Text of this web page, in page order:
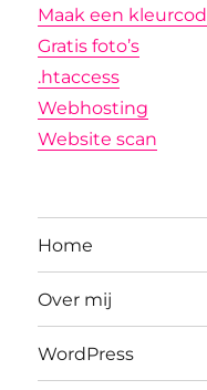
Maak een
Gratis foto’s
.htaccess
Webhosting
Website scan
Home
Over mij
WordPress